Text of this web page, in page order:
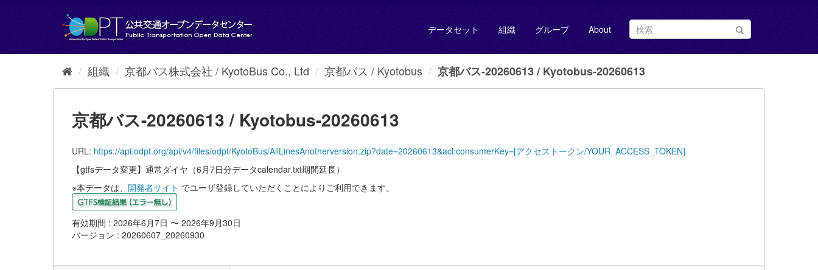
し
データセット 組織 グループ About
組織 京都バス株式会社 / KyotoBus Co., Ltd 京都バス / Kyotobus 京都バス-20260613 / Kyotobus-20260613
京都バス-20260613 / Kyotobus-20260613
URL: https://api.odpt.org/api/v4/files/odpt/KyotoBus/AllLinesAnotherversion.zip?date=20260613&acl:consumerKey=[アクセストークン/YOUR_ACCESS_TOKEN]
【gtfsデータ変更】通常ダイヤ（6月7日分データcalendar.txt期間延長）
※本データは、 開発者サイト でユーザ登録していただくことによりご利用できます。
有効期間 : 2026年6月7日 〜 2026年9月30日
バージョン : 20260607_20260930